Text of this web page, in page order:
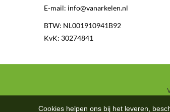
E-mail: info@vanarkelen.nl
BTW: NL001910941B92
KvK: 30274841
Cookies helpen ons bij het leveren,